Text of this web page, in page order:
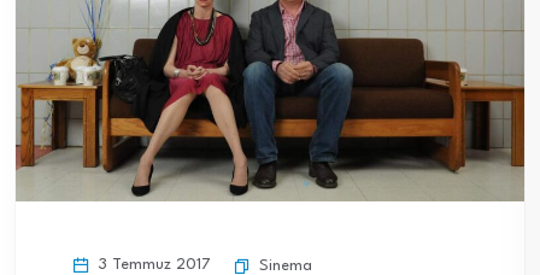
3 Temmuz 2017 Sinema